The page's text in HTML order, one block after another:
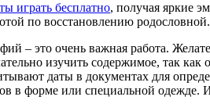
играть бесплатно, получая яркие
по восстановлению родословной.
– это очень важная работа.
изучить содержимое, так
даты в документах для
в форме или специальной одежде.